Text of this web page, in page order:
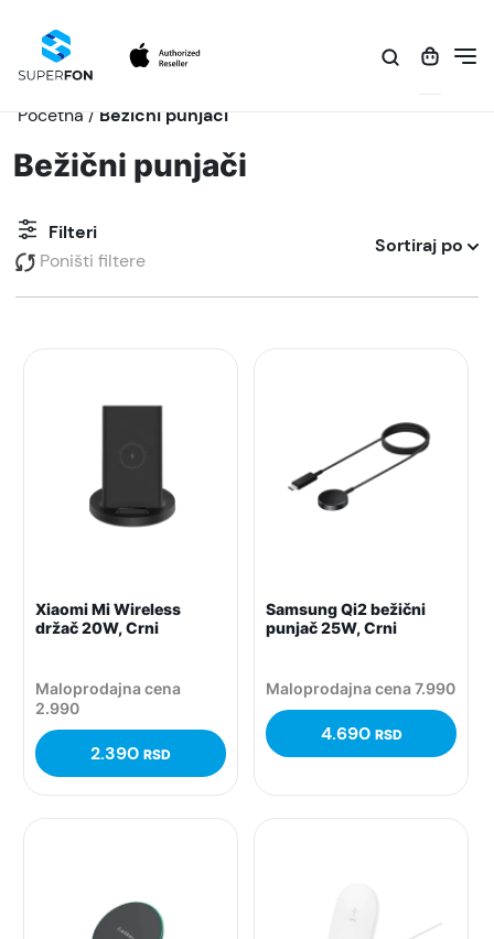
Početna / Bežični punjači
Bežični punjači
Filteri
Poništi filtere
Sortiraj po
Xiaomi Mi Wireless
držač 20W, Crni
Maloprodajna cena
2.990
2.390 RSD
Samsung Qi2 bežični
punjač 25W, Crni
Maloprodajna cena 7.990
4.690 RSD